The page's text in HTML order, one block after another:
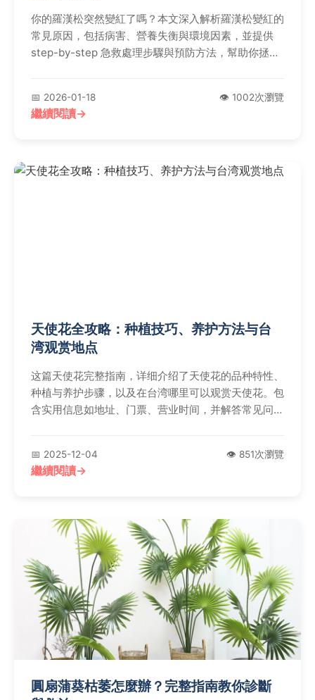
你的羅漢松突然變紅了嗎？本文深入解析羅漢松變紅的
常見原因，包括病害、營養失衡與環境因素，並提供
step-by-step 急救處理步驟與預防方法，幫助你拯救
📅 2026-01-18 👁️ 1002次瀏覽
繼續閱讀
天使花全攻略：种植技巧、养护方法与台
湾观赏地点
这篇天使花完整指南，详细介绍了天使花的品种特性、
种植与养护步骤，以及在台湾哪里可以观赏天使花。包
含实用信息如地址、门票、营业时间，并解答常见问
📅 2025-12-04 👁️ 851次瀏覽
繼續閱讀
圓扇蒲葵枯萎怎麼辦？完整指南教你診斷